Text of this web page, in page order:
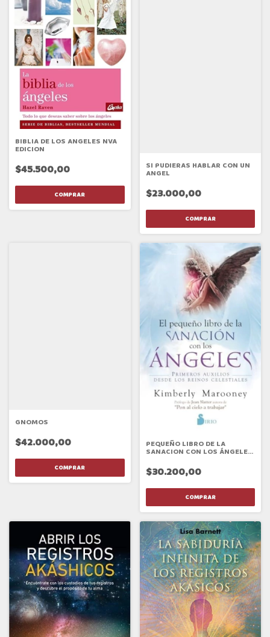
BIBLIA DE LOS ANGELES NVA
EDICION
$45.500,00 SI PUDIERAS HABLAR CON UN
ANGEL
$23.000,00
GNOMOS
$42.000,00 PEQUEÑO LIBRO DE LA
SANACION CON LOS ÁNGELES,
$30.200,00